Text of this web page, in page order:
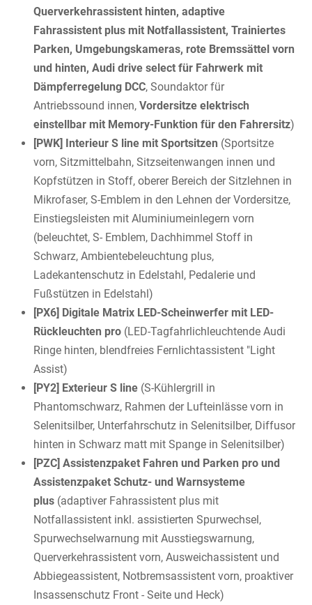
Querverkehrassistent hinten, adaptive
Fahrassistent plus mit Notfallassistent, Trainiertes
Parken, Umgebungskameras, rote Bremssättel vorn
und hinten, Audi drive select für Fahrwerk mit
Dämpferregelung DCC, Soundaktor für
Antriebssound innen, Vordersitze elektrisch
einstellbar mit Memory-Funktion für den Fahrersitz)
[PWK] Interieur S line mit Sportsitzen (Sportsitze
vorn, Sitzmittelbahn, Sitzseitenwangen innen und
Kopfstützen in Stoff, oberer Bereich der Sitzlehnen in
Mikrofaser, S-Emblem in den Lehnen der Vordersitze,
Einstiegsleisten mit Aluminiumeinlegern vorn
(beleuchtet, S- Emblem, Dachhimmel Stoff in
Schwarz, Ambientebeleuchtung plus,
Ladekantenschutz in Edelstahl, Pedalerie und
Fußstützen in Edelstahl)
[PX6] Digitale Matrix LED-Scheinwerfer mit LED-
Rückleuchten pro (LED-Tagfahrlichleuchtende Audi
Ringe hinten, blendfreies Fernlichtassistent "Light
Assist)
[PY2] Exterieur S line (S-Kühlergrill in
Phantomschwarz, Rahmen der Lufteinlässe vorn in
Selenitsilber, Unterfahrschutz in Selenitsilber, Diffusor
hinten in Schwarz matt mit Spange in Selenitsilber)
[PZC] Assistenzpaket Fahren und Parken pro und
Assistenzpaket Schutz- und Warnsysteme
plus (adaptiver Fahrassistent plus mit
Notfallassistent inkl. assistierten Spurwechsel,
Spurwechselwarnung mit Ausstiegswarnung,
Querverkehrassistent vorn, Ausweichassistent und
Abbiegeassistent, Notbremsassistent vorn, proaktiver
Insassenschutz Front - Seite und Heck)